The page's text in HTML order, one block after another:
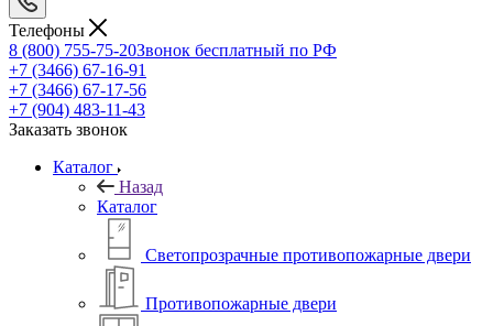
Телефоны
8 (800) 755-75-20Звонок бесплатный по РФ
+7 (3466) 67-16-91
+7 (3466) 67-17-56
+7 (904) 483-11-43
Заказать звонок
Каталог
Назад
Каталог
Светопрозрачные противопожарные двери
Противопожарные двери